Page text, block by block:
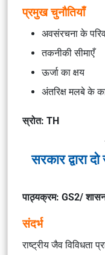
प्रमुख चुनौतियाँ
अवसंरचना के
तकनीकी सीमाएँ
ऊर्जा का क्षय
अंतरिक्ष मलबे के
स्रोत: TH
सरकार द्वारा
पाठ्यक्रम: GS2/
संदर्भ
राष्ट्रीय जैव विविधता